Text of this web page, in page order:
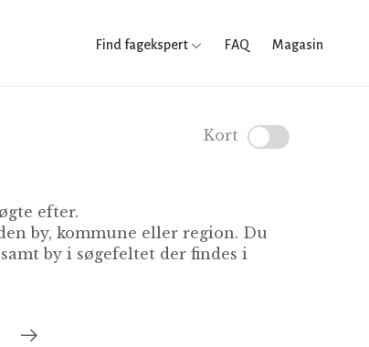
Find fagekspert FAQ Magasin
Kort
efter.
by, kommune eller region. Du
by i søgefeltet der findes i